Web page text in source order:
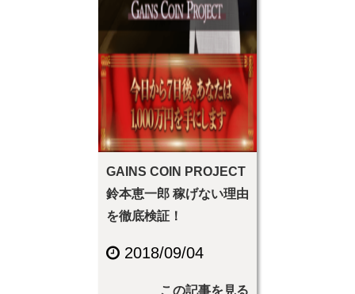
GAINS COIN PROJECT
鈴本恵一郎 稼げない理由
を徹底検証！
2018/09/04
この記事を見る